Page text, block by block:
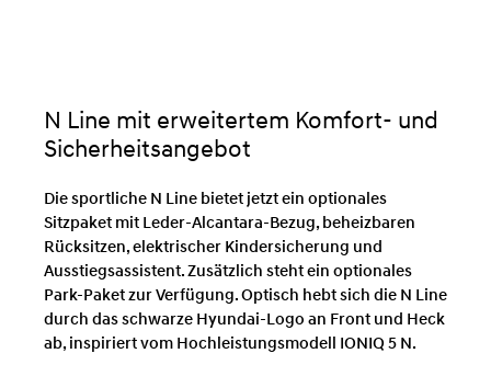
N Line mit erweitertem Komfort- und
Sicherheitsangebot
Die sportliche N Line bietet jetzt ein optionales
Sitzpaket mit Leder-Alcantara-Bezug, beheizbaren
Rücksitzen, elektrischer Kindersicherung und
Ausstiegsassistent. Zusätzlich steht ein optionales
Park-Paket zur Verfügung. Optisch hebt sich die N Line
durch das schwarze Hyundai-Logo an Front und Heck
ab, inspiriert vom Hochleistungsmodell IONIQ 5 N.